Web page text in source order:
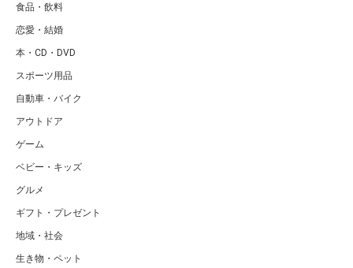
食品・飲料
恋愛・結婚
本・CD・DVD
スポーツ用品
自動車・バイク
アウトドア
ゲーム
ベビー・キッズ
グルメ
ギフト・プレゼント
地域・社会
生き物・ペット